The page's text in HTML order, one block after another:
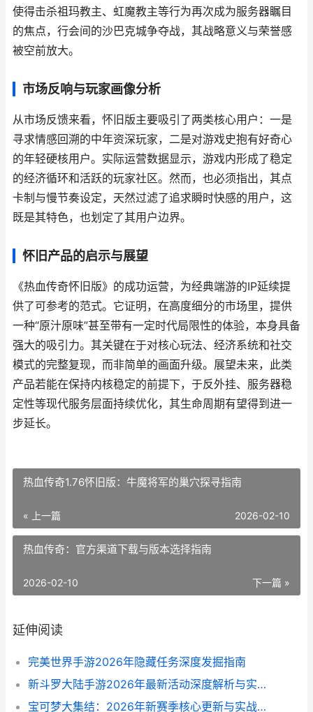
使得击杀祖玛教主、虹魔教主等行为再次成为服务器瞩目
的焦点，行会间的沙巴克城争夺战，其战略意义与荣誉感
被空前放大。
市场反响与玩家画像分析
从市场反馈来看，怀旧版主要吸引了两类核心用户：一是
寻求情感回溯的中年资深玩家，二是对游戏史抱有好奇心
的年轻硬核用户。实际运营数据显示，游戏内形成了稳定
的经济循环和活跃的玩家社区。然而，也必须指出，其点
卡制与慢节奏设定，天然过滤了追求瞬时快感的用户，这
既是其特色，也划定了其用户边界。
怀旧产品的启示与展望
《热血传奇怀旧版》的成功运营，为经典端游的IP延续提
供了可参考的范式。它证明，在高度细分的市场里，提供
一种“原汁原味”甚至带有一定时代局限性的体验，本身具备
强大的吸引力。其关键在于对核心玩法、经济系统和社交
模式的完整复现，而非简单的画面升级。展望未来，此类
产品若能在保持内核稳定的前提下，于反外挂、服务器稳
定性等现代服务层面持续优化，其生命周期有望得到进一
步延长。
热血传奇1.76怀旧版：牛魔将军的巢穴探寻指南
« 上一篇 2026-02-10
热血传奇：官方渠道下载与版本选择指南
下一篇 »
2026-02-10
延伸阅读
完美世界手游2026年隐藏任务深度发掘指南
新斗罗大陆手游2026年最新活动深度解析与实战指南
宝可梦大集结：2026年新赛季核心更新与实战策略解析